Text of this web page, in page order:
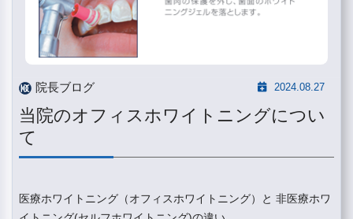
院長ブログ 2024.08.27
当院のオフィスホワイトニングについ
て
医療ホワイトニング（オフィスホワイトニング）と 非医療ホワ